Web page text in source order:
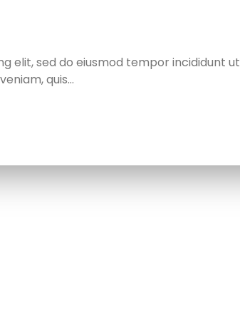
elit, sed do eiusmod tempor incididunt ut
quis…